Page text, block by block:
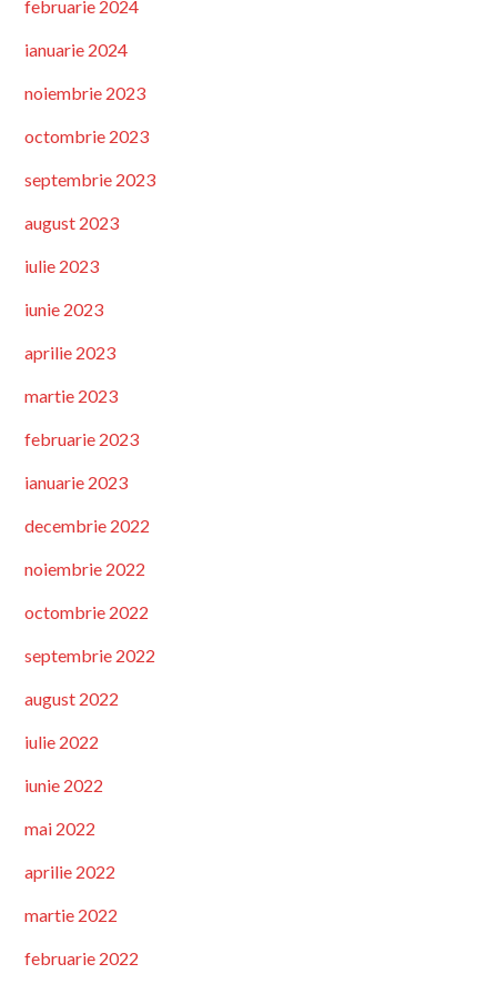
februarie 2024
ianuarie 2024
noiembrie 2023
octombrie 2023
septembrie 2023
august 2023
iulie 2023
iunie 2023
aprilie 2023
martie 2023
februarie 2023
ianuarie 2023
decembrie 2022
noiembrie 2022
octombrie 2022
septembrie 2022
august 2022
iulie 2022
iunie 2022
mai 2022
aprilie 2022
martie 2022
februarie 2022